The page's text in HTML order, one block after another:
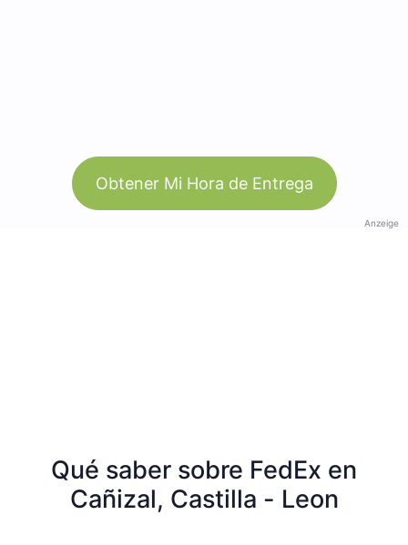
Obtener Mi Hora de Entrega
Anzeige
Qué saber sobre FedEx en
Cañizal, Castilla - Leon